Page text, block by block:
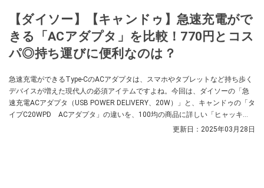
【ダイソー】【キャンドゥ】急速充電がで
きる「ACアダプタ」を比較！770円とコス
パ◎持ち運びに便利なのは？
急速充電ができるType-CのACアダプタは、スマホやタブレットなど持ち歩く
デバイスが増えた現代人の必須アイテムですよね。今回は、ダイソーの「急
速充電ACアダプタ（USB POWER DELIVERY、20W）」と、キャンドゥの「タ
イプC20WPD ACアダプタ」の違いを、100均の商品に詳しい「ヒャッキ
ニ」さんが紹介してくれました。どちらも価格は同じで、デザインもよく似
更新日： 2025年03月28日